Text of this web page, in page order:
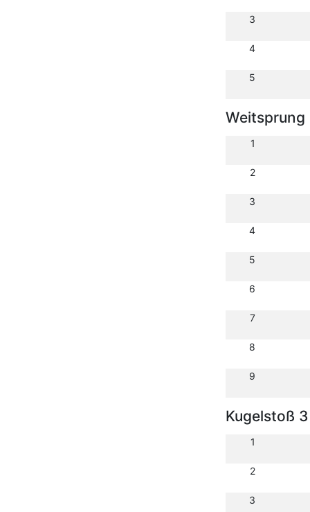
3
4
5
Weitsprung
1
2
3
4
5
6
7
8
9
Kugelstoß
1
2
3